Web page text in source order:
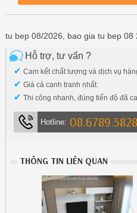
tu bep 08/2026, bao gia tu bep
Hỗ trợ, tư vấn ?
✔ Cam kết chất lượng và dịch vụ
✔ Giá cả cạnh tranh nhất.
✔ Thi công nhanh, đúng tiến độ đã
Hotline: 08.6789.5828
THÔNG TIN LIÊN QUAN